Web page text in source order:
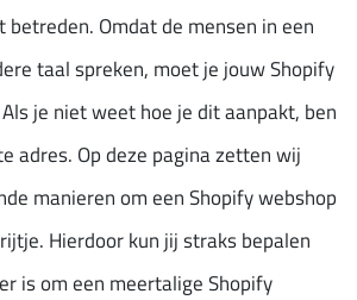
Omdat de mensen in een
taal spreken, moet je jouw Shopify
je niet weet hoe je dit aanpakt, ben
adres. Op deze pagina zetten wij
manieren om een Shopify webshop
Hierdoor kun jij straks bepalen
is om een meertalige Shopify